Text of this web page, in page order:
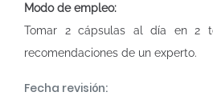
Modo de empleo:
Tomar 2 cápsulas al día en 2
recomendaciones de un experto.
Fecha revisión: